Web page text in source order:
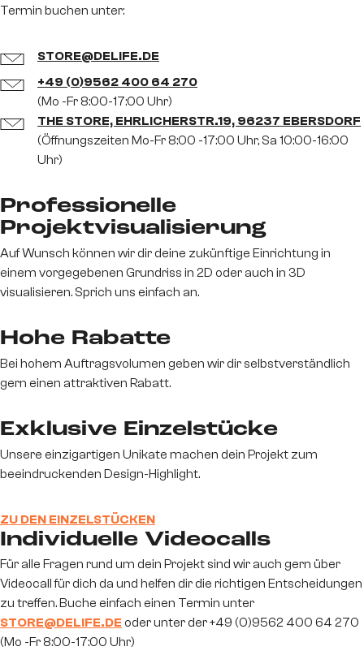
Termin buchen unter:
STORE@DELIFE.DE
+49 (0)9562 400 64 270
(Mo -Fr 8:00-17:00 Uhr)
THE STORE, EHRLICHERSTR.19, 96237 EBERSDORF
(Öffnungszeiten Mo-Fr 8:00 -17:00 Uhr, Sa 10:00-16:00
Uhr)
Professionelle
Projektvisualisierung
Auf Wunsch können wir dir deine zukünftige Einrichtung in
einem vorgegebenen Grundriss in 2D oder auch in 3D
visualisieren. Sprich uns einfach an.
Hohe Rabatte
Bei hohem Auftragsvolumen geben wir dir selbstverständlich
gern einen attraktiven Rabatt.
Exklusive Einzelstücke
Unsere einzigartigen Unikate machen dein Projekt zum
beeindruckenden Design-Highlight.
ZU DEN EINZELSTÜCKEN
Individuelle Videocalls
Für alle Fragen rund um dein Projekt sind wir auch gern über
Videocall für dich da und helfen dir die richtigen Entscheidungen
zu treffen. Buche einfach einen Termin unter
STORE@DELIFE.DE oder unter der +49 (0)9562 400 64 270
(Mo -Fr 8:00-17:00 Uhr)